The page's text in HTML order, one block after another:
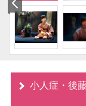
小人症・後